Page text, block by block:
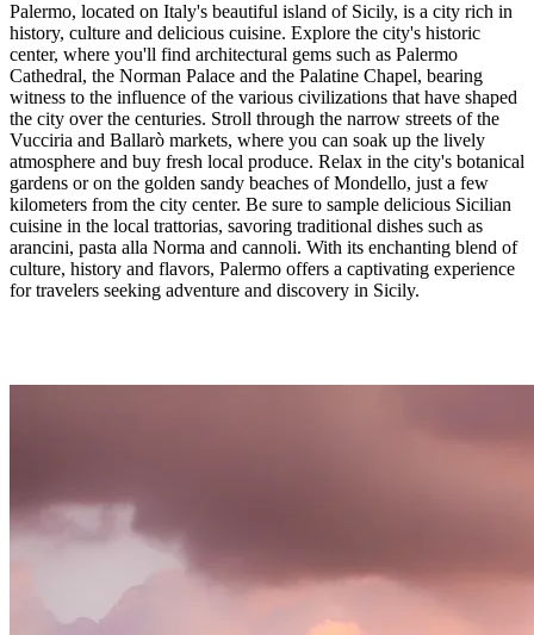
Palermo, located on Italy's beautiful island of Sicily, is a city rich in
history, culture and delicious cuisine. Explore the city's historic
center, where you'll find architectural gems such as Palermo
Cathedral, the Norman Palace and the Palatine Chapel, bearing
witness to the influence of the various civilizations that have shaped
the city over the centuries. Stroll through the narrow streets of the
Vucciria and Ballarò markets, where you can soak up the lively
atmosphere and buy fresh local produce. Relax in the city's botanical
gardens or on the golden sandy beaches of Mondello, just a few
kilometers from the city center. Be sure to sample delicious Sicilian
cuisine in the local trattorias, savoring traditional dishes such as
arancini, pasta alla Norma and cannoli. With its enchanting blend of
culture, history and flavors, Palermo offers a captivating experience
for travelers seeking adventure and discovery in Sicily.